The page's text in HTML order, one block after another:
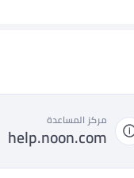
مركز المساعدة
help.noon.com